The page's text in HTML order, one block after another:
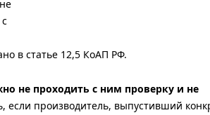
в статье 12,5 КоАП РФ.
не проходить с ним проверку и не
если производитель, выпустивший